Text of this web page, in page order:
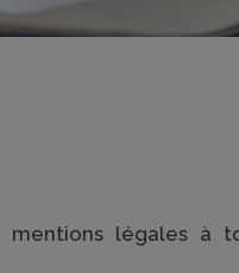
mentions légales à